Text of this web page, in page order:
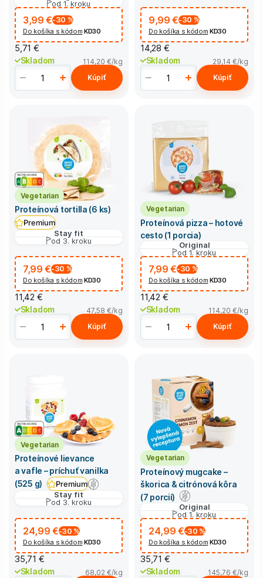
od 1. kroku
3,99 €-30 %
Do košíka s kódom KD30
5,71 €
Skladom 114,20 €/kg
Kúpiť
9,99 €-30 %
Do košíka s kódom KD30
14,28 €
Skladom 29,14 €/kg
Kúpiť
Vegetarian
Proteínová tortilla (6 ks)
Premium
Stay fit
od 3. kroku
7,99 €-30 %
Do košíka s kódom KD30
11,42 €
Skladom 47,58 €/kg
Kúpiť
Vegetarian
Proteínová pizza – hotové
cesto (1 porcia)
Original
od 1. kroku
7,99 €-30 %
Do košíka s kódom KD30
11,42 €
Skladom 114,20 €/kg
Kúpiť
Vegetarian
Proteínové lievance
a vafle – príchuť vanilka
(525 g)
Premium
Stay fit
od 3. kroku
24,99 €-30 %
Do košíka s kódom KD30
35,71 €
Skladom 68,02 €/kg
Vegetarian
Proteínový mugcake –
škorica & citrónová kôra
(7 porcií)
Original
od 1. kroku
24,99 €-30 %
Do košíka s kódom KD30
35,71 €
Skladom 145,76 €/kg